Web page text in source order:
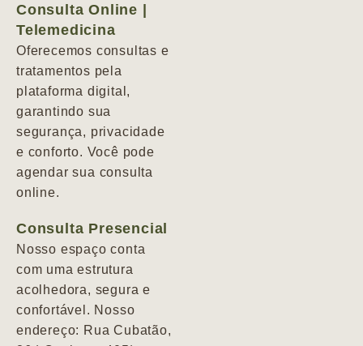
Consulta Online |
Telemedicina
Oferecemos consultas e
tratamentos pela
plataforma digital,
garantindo sua
segurança, privacidade
e conforto. Você pode
agendar sua consulta
online.
Consulta Presencial
Nosso espaço conta
com uma estrutura
acolhedora, segura e
confortável. Nosso
endereço: Rua Cubatão,